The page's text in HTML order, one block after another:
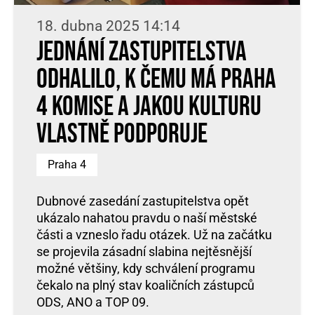
18. dubna 2025 14:14
Jednání zastupitelstva
odhalilo, k čemu má Praha
4 komise a jakou kulturu
vlastně podporuje
Praha 4
Dubnové zasedání zastupitelstva opět
ukázalo nahatou pravdu o naší městské
části a vzneslo řadu otázek. Už na začátku
se projevila zásadní slabina nejtěsnější
možné většiny, kdy schválení programu
čekalo na plný stav koaličních zástupců
ODS, ANO a TOP 09.